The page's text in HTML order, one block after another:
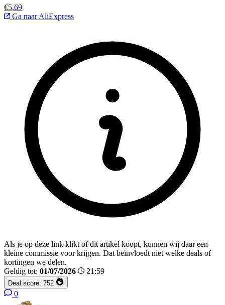
€5,69
Ga naar AliExpress
Als je op deze link klikt of dit artikel koopt, kunnen wij daar een
kleine commissie voor krijgen. Dat beïnvloedt niet welke deals of
kortingen we delen.
Geldig tot: 01/07/2026 21:59
Deal score: 752
0